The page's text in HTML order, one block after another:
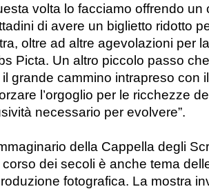
volta lo facciamo offrendo un
di avere un biglietto ridotto
oltre ad altre agevolazioni per
Picta. Un altro piccolo passo
grande cammino intrapreso con
l’orgoglio per le ricchezze
necessario per evolvere”.
della Cappella degli
dei secoli è anche tema
fotografica. La mostra